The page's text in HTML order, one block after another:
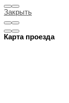
Закрыть
Карта проезда